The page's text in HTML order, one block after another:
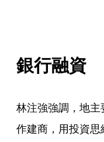
銀行融資
林注強強調，地
作建商，用投資